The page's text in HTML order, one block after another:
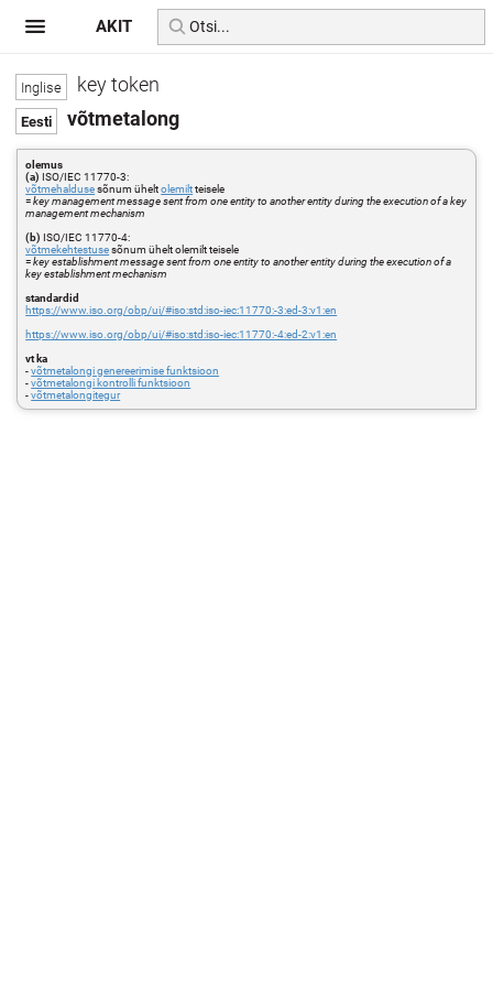
key token
võtmetalong
olemus
(a) ISO/IEC 11770-3:
võtmehaldusesõnum üheltolemiltteisele
=key management message sent from one entity to another entity during the execution of a key
management mechanism
(b) ISO/IEC 11770-4:
võtmekehtestusesõnum ühelt olemilt teisele
=key establishment message sent from one entity to another entity during the execution of a
key establishment mechanism
standardid
https://www.iso.org/obp/ui/#iso:std:iso-iec:11770:-3:ed-3:v1:en
https://www.iso.org/obp/ui/#iso:std:iso-iec:11770:-4:ed-2:v1:en
vt ka
-võtmetalongi genereerimise funktsioon
-võtmetalongi kontrolli funktsioon
-võtmetalongitegur
AKIT